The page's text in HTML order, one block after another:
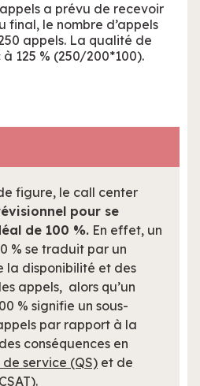
a prévu de recevoir
final, le nombre d’appels
appels. La qualité de
125 % (250/200*100).
figure, le call center
pour se
de 100 %. En effet, un
% se traduit par un
la disponibilité et des
appels, alors qu’un
% signifie un sous-
par rapport à la
conséquences en
service (QS) et de
.